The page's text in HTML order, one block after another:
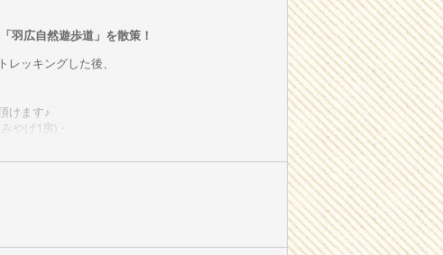
羽広自然遊歩道」を散策！
ッキングした後、
けます♪
やげ1房)・
画です！！